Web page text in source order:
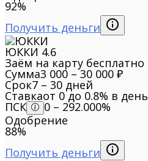
92%
Получить деньги
ЮККИ 4.6
Заём на карту бесплатно
Сумма3 000 – 30 000 ₽
Срок7 – 30 дней
Ставкаот 0 до 0.8% в день
ПСК
0 – 292.000%
Одобрение
88%
Получить деньги